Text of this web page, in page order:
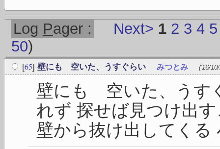
Log Pager : Next> 1 2 3 4 5
50)
[65] 壁にも 空いた、うすぐらい みつとみ ('16/
壁にも 空いた、うす
れず 探せば見つけ出
壁から抜け出してくる